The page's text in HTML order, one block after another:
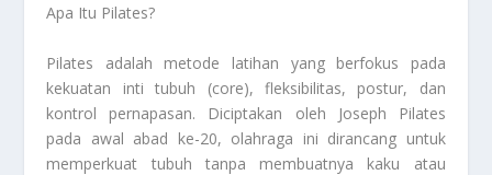
Apa Itu Pilates?
Pilates adalah metode latihan yang berfokus pada
kekuatan inti tubuh (core), fleksibilitas, postur, dan
kontrol pernapasan. Diciptakan oleh Joseph Pilates
pada awal abad ke-20, olahraga ini dirancang untuk
memperkuat tubuh tanpa membuatnya kaku atau